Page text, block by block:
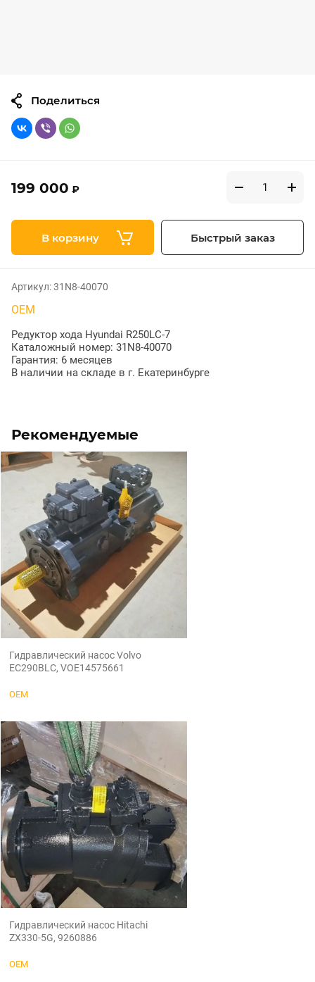
Поделиться
199 000 ₽
В корзину Быстрый заказ
Артикул:31N8-40070
OEM
Редуктор хода Hyundai R250LC-7
Каталожный номер: 31N8-40070
Гарантия: 6 месяцев
В наличии на складе в г. Екатеринбурге
Рекомендуемые
Гидравлический насос Volvo
EC290BLC, VOE14575661
OEM
Гидравлический насос Hitachi
ZX330-5G, 9260886
OEM